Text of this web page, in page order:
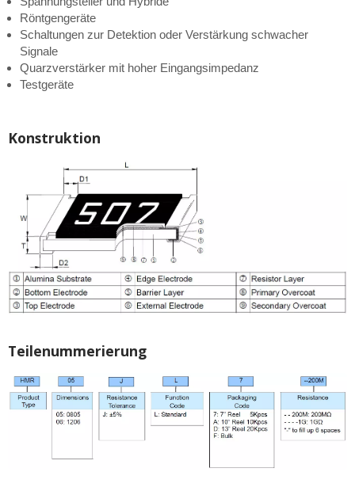
Röntgengeräte
Schaltungen zur Detektion oder Verstärkung schwacher
Signale
Quarzverstärker mit hoher Eingangsimpedanz
Testgeräte
Konstruktion
Teilenummerierung